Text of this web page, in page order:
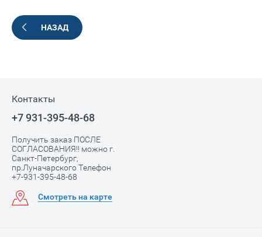
НАЗАД
Контакты
+7 931-395-48-68
Получить заказ ПОСЛЕ
СОГЛАСОВАНИЯ!! можно г.
Санкт-Петербург,
пр.Луначарского Телефон
+7-931-395-48-68
Смотреть на карте